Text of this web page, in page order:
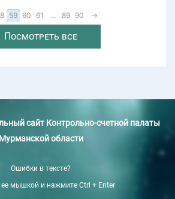
59 60 61 ... 89 90 →
Посмотреть все
сайт Контрольно-счетной палаты
Мурманской области
Ошибки в тексте?
ее мышкой и нажмите Ctrl + Enter